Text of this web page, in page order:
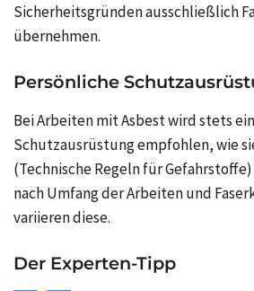
Sicherheitsgründen ausschließlich
übernehmen.
Persönliche
Bei Arbeiten mit Asbest wird stets
Schutzausrüstung empfohlen, wie
(Technische Regeln für
nach Umfang der Arbeiten und
variieren diese.
Der Experten-Tipp